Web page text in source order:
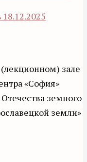
18.12.2025
зале
«София»
земного
земли»